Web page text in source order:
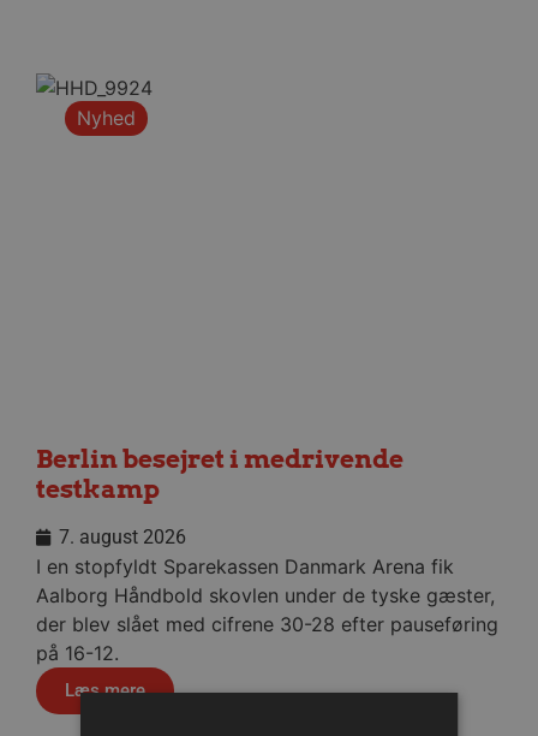
Nyhed
Berlin besejret i medrivende
testkamp
7. august 2026
I en stopfyldt Sparekassen Danmark Arena fik
Aalborg Håndbold skovlen under de tyske gæster,
der blev slået med cifrene 30-28 efter pauseføring
på 16-12.
Læs mere